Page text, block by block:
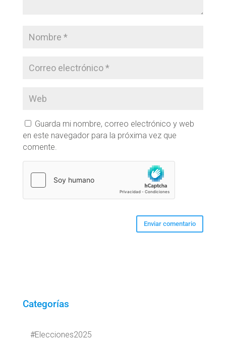
Guarda mi nombre, correo electrónico y web
en este navegador para la próxima vez que
comente.
Categorías
#Elecciones2025